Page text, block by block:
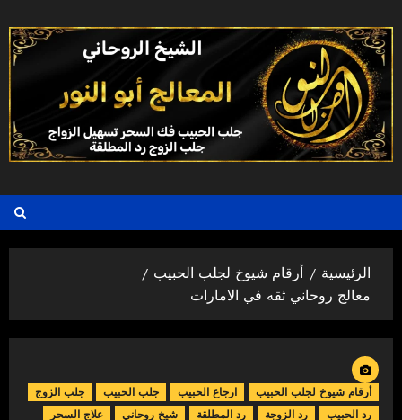
إلى
المحتوى
الرئيسية
أرقام شيوخ لجلب الحبيب
معالج روحاني ثقه في الامارات
أرقام شيوخ لجلب الحبيب ارجاع الحبيب جلب الحبيب
جلب الزوج
رد الحبيب
رد الزوجة رد المطلقة شيخ روحاني
علاج السحر